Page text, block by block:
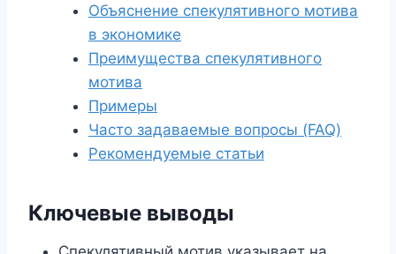
Объяснение спекулятивного мотива
в экономике
Преимущества спекулятивного
мотива
Примеры
Часто задаваемые вопросы (FAQ)
Рекомендуемые статьи
Ключевые выводы